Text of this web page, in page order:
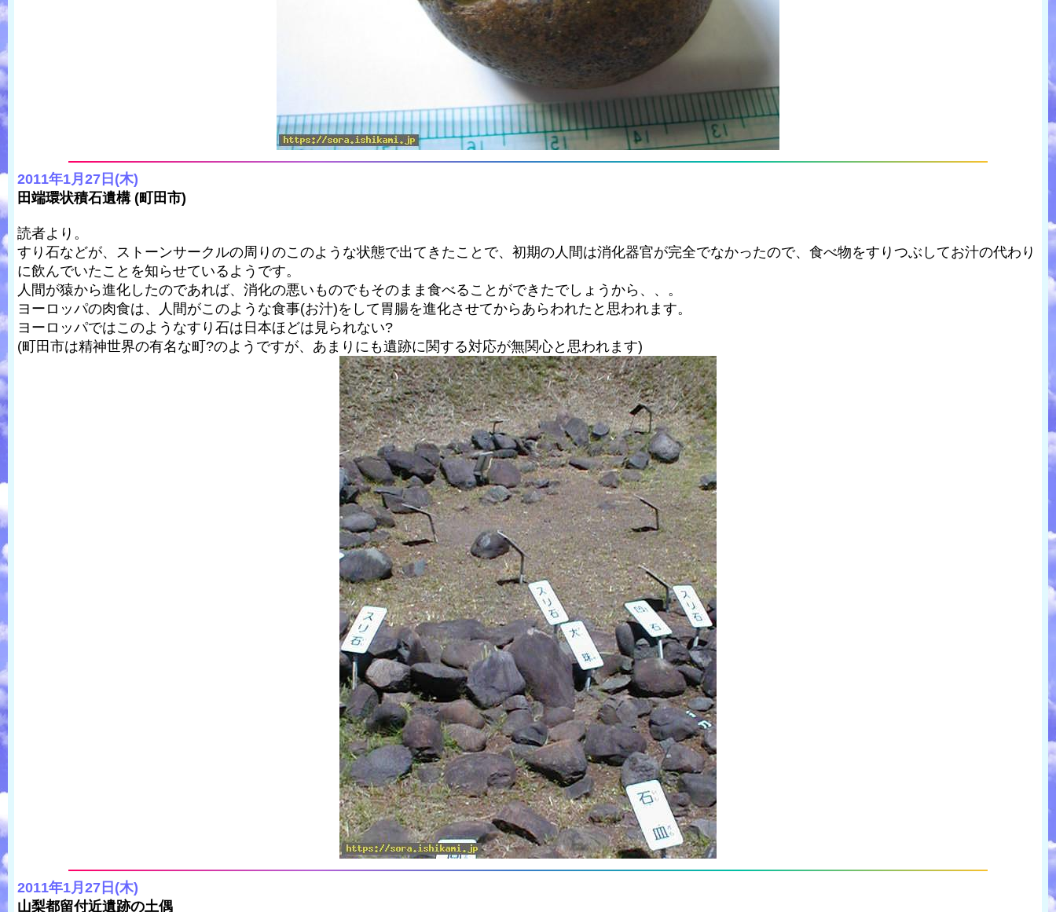
2011年1月27日(木)
田端環状積石遺構 (町田市)
読者より。
すり石などが、ストーンサークルの周りのこのような状態で出てきたことで、初期の人間は消化器官が完全でなかったので、食べ物をすりつぶしてお汁の代わり
に飲んでいたことを知らせているようです。
人間が猿から進化したのであれば、消化の悪いものでもそのまま食べることができたでしょうから、、。
ヨーロッパの肉食は、人間がこのような食事(お汁)をして胃腸を進化させてからあらわれたと思われます。
ヨーロッパではこのようなすり石は日本ほどは見られない?
(町田市は精神世界の有名な町?のようですが、あまりにも遺跡に関する対応が無関心と思われます)
2011年1月27日(木)
山梨都留付近遺跡の土偶